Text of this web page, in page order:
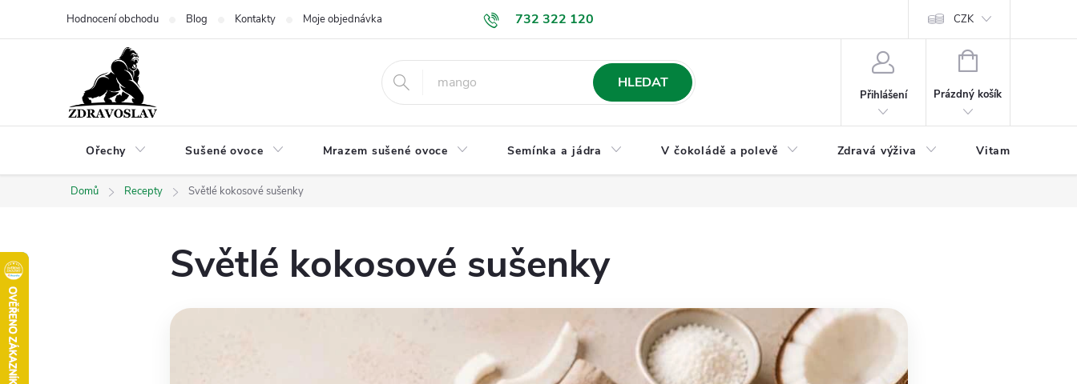
732 322 120
Hodnocení obchodu Blog Kontakty Moje objednávka GDPR a ochrana osobních údajů Jak nakupovat Formulář pro odstoupení od
CZK
HLEDAT
Přihlášení
NÁKUPNÍ
Prázdný košík
Ořechy Sušené ovoce Mrazem sušené ovoce Semínka a jádra V čokoládě a polevě Zdravá výživa Vitamíny a
Domů Recepty Světlé kokosové sušenky
Světlé kokosové sušenky